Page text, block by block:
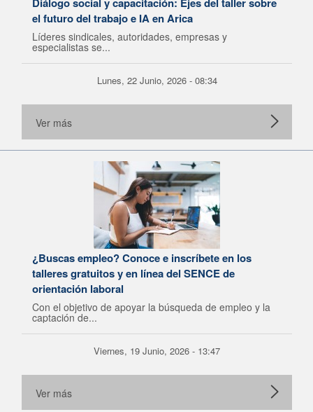
el futuro del trabajo e IA en Arica
Líderes sindicales, autoridades, empresas y
especialistas se...
Lunes, 22 Junio, 2026 - 08:34
Ver más
¿Buscas empleo? Conoce e inscríbete en los
talleres gratuitos y en línea del SENCE de
orientación laboral
Con el objetivo de apoyar la búsqueda de empleo y la
captación de...
Viernes, 19 Junio, 2026 - 13:47
Ver más